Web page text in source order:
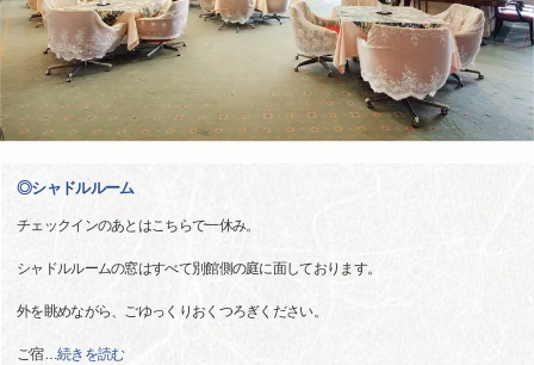
◎シャドルルーム
チェックインのあとはこちらで一休み。
シャドルルームの窓はすべて別館側の庭に面しております。
外を眺めながら、ごゆっくりおくつろぎください。
ご宿… 続きを読む